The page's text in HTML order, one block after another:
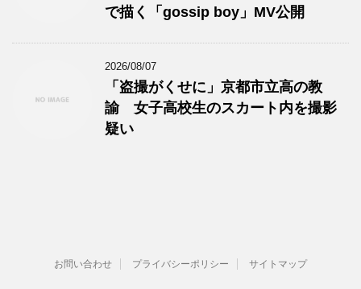
で描く「gossip boy」MV公開
2026/08/07
「盗撮がくせに」京都市立高の教
諭 女子高校生のスカート内を撮影
疑い
お問い合わせ プライバシーポリシー サイトマップ